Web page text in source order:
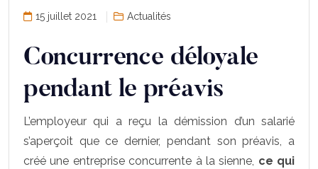
15 juillet 2021 Actualités
Concurrence déloyale
pendant le préavis
L’employeur qui a reçu la démission d’un salarié
s’aperçoit que ce dernier, pendant son préavis, a
créé une entreprise concurrente à la sienne, ce qui